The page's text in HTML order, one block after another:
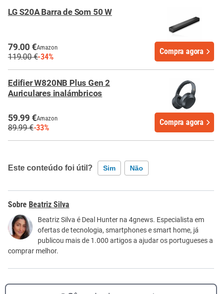
LG S20A Barra de Som 50 W
79.00 €Amazon
119.00 €-34%
Compra agora
Edifier W820NB Plus Gen 2
Auriculares inalámbricos
59.99 €Amazon
89.99 €-33%
Compra agora
Este conteúdo foi útil? Sim Não
Este conteúdo contém informação incorreta
Este conteúdo não tem a informação que procuro
Outro
Beatriz Silva
Beatriz Silva é Deal Hunter na 4gnews. Especialista em
ofertas de tecnologia, smartphones e smart home, já
publicou mais de 1.000 artigos a ajudar os portugueses a
comprar melhor.